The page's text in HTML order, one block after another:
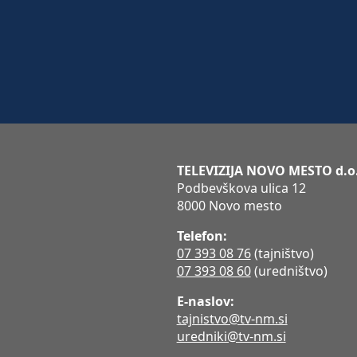
TELEVIZIJA NOVO MESTO
Podbevškova ulica 12
8000 Novo mesto
Telefon:
07 393 08 76(tajništvo)
07 393 08 60(uredništvo)
E-naslov:
tajnistvo@tv-nm.si
uredniki@tv-nm.si